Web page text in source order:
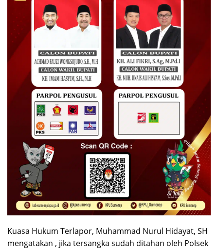
Kuasa Hukum Terlapor, Muhammad Nurul Hidayat, SH
mengatakan , jika tersangka sudah ditahan oleh Polsek